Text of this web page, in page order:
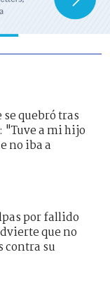
quebró tras
"Tuve a mi hijo
no iba a
por fallido
que no
contra su